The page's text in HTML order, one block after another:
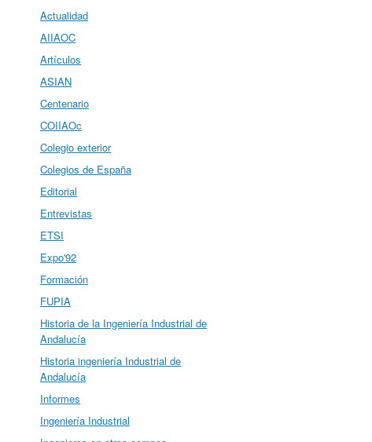
Actualidad
AIIAOC
Artículos
ASIAN
Centenario
COIIAOc
Colegio exterior
Colegios de España
Editorial
Entrevistas
ETSI
Expo'92
Formación
FUPIA
Historia de la Ingeniería Industrial de
Andalucía
Historia ingeniería Industrial de
Andalucía
Informes
Ingeniería Industrial